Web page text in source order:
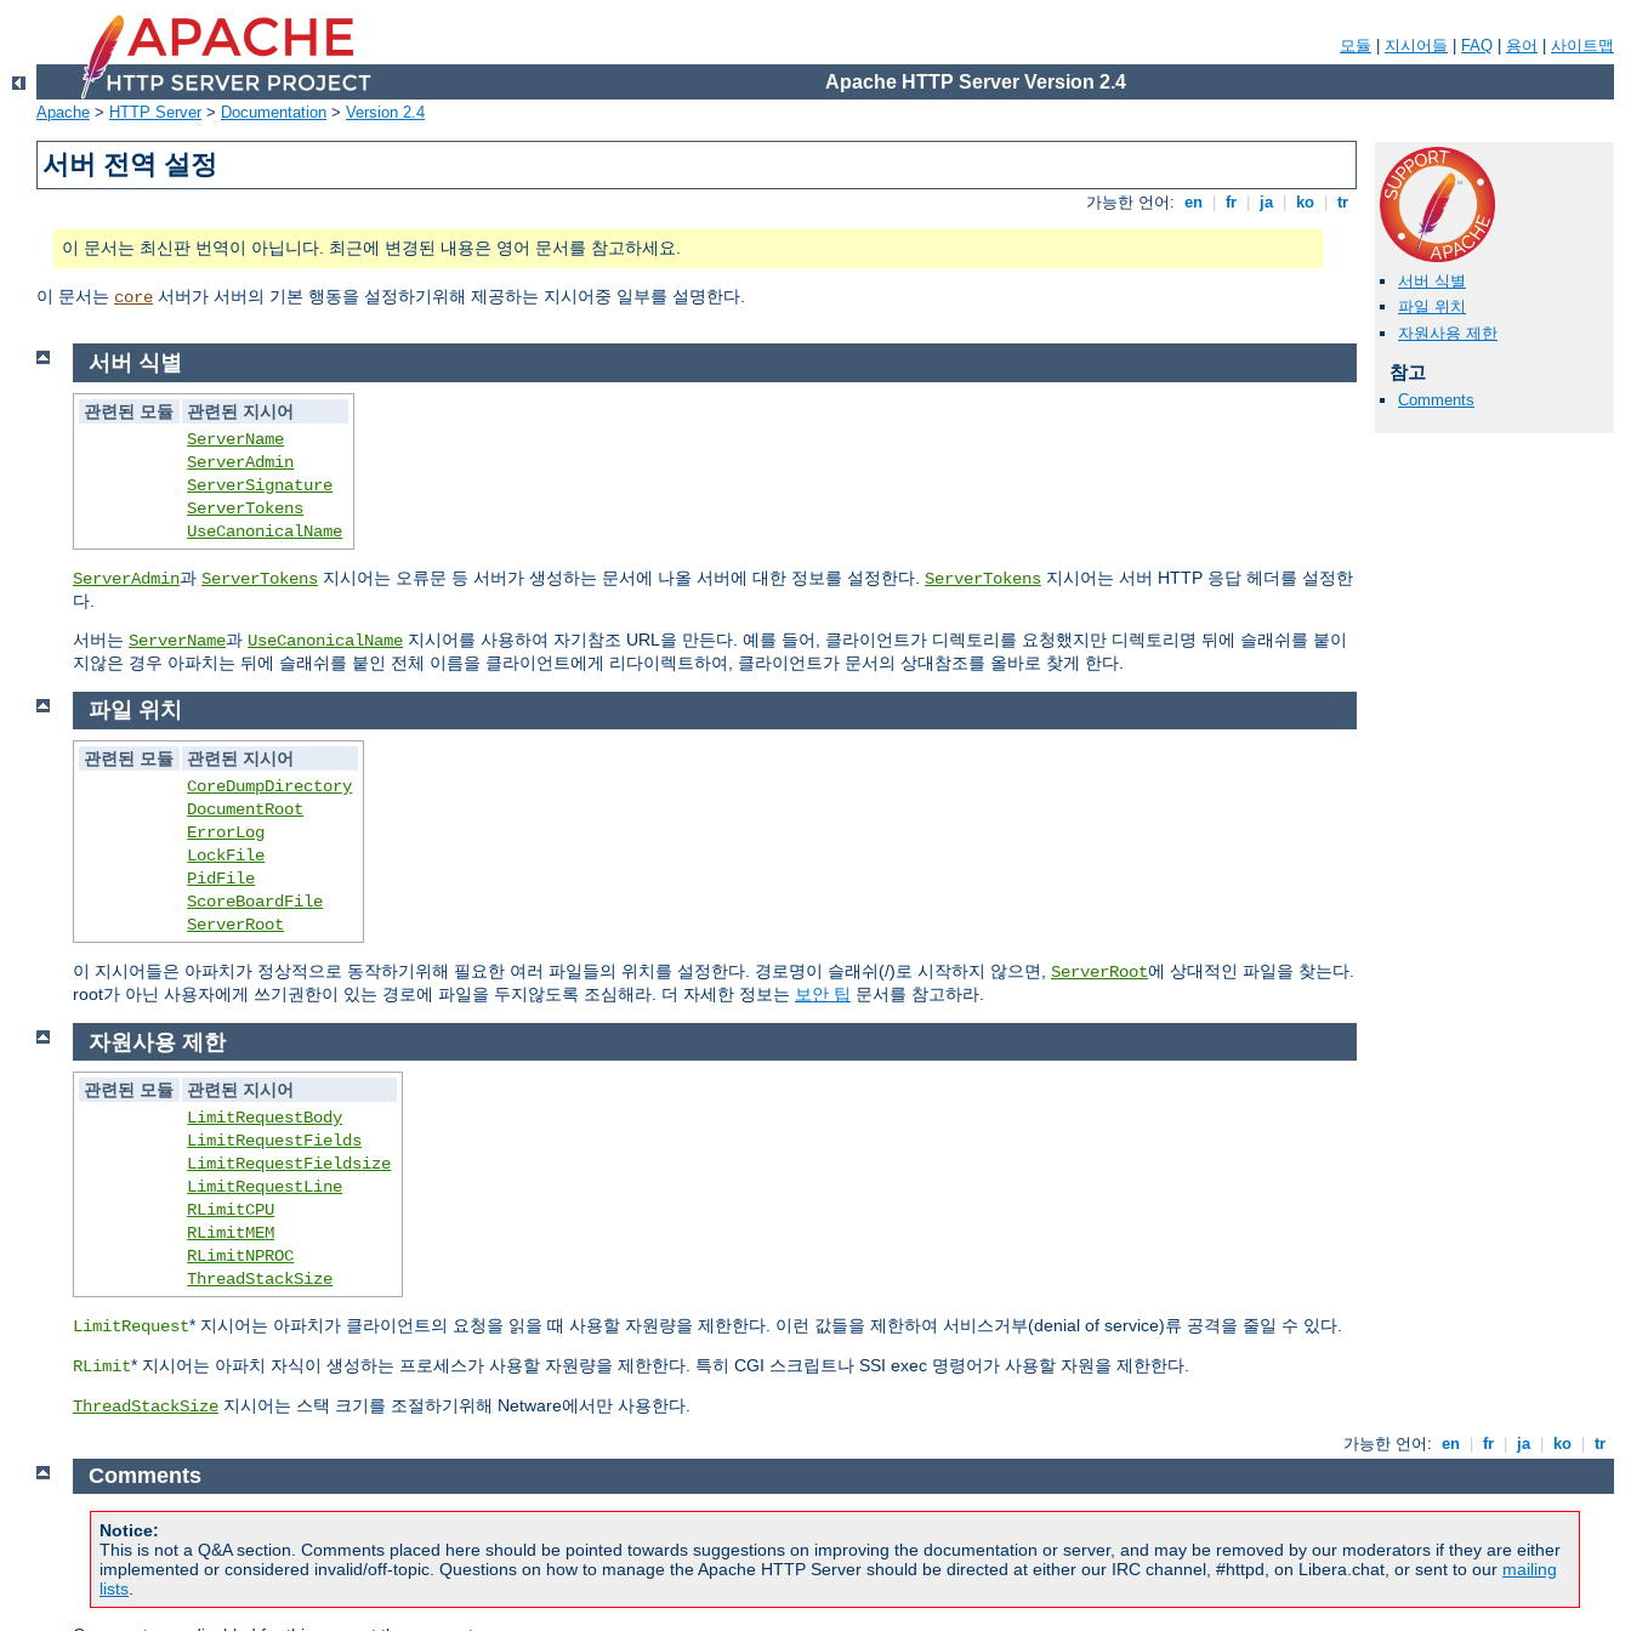
모듈 지시어들 FAQ 용어 사이트맵
Apache HTTP Server Version 2.4
Apache > HTTP Server> Documentation > Version 2.4
서버 전역 설정
가능한 언어: en fr ja ko tr
이 문서는 최신판 번역이 아닙니다. 최근에 변경된 내용은 영어 문서를 참고하세요.
이 문서는 core 서버가 서버의 기본 행동을 설정하기위해 제공하는 지시어중 일부를 설명한다.
서버 식별
파일 위치
자원사용 제한
참고
Comments
서버 식별
관련된 모듈
관련된 지시어
ServerName
ServerAdmin
ServerSignature
ServerTokens
UseCanonicalName
ServerAdmin과 ServerTokens 지시어는 오류문 등 서버가 생성하는 문서에 나올 서버에 대한 정보를 설정한다. ServerTokens 지시어는 서버 HTTP 응답 헤더를 설정한
다.
서버는 ServerName과 UseCanonicalName 지시어를 사용하여 자기참조 URL을 만든다. 예를 들어, 클라이언트가 디렉토리를 요청했지만 디렉토리명 뒤에 슬래쉬를 붙이
지않은 경우 아파치는 뒤에 슬래쉬를 붙인 전체 이름을 클라이언트에게 리다이렉트하여, 클라이언트가 문서의 상대참조를 올바로 찾게 한다.
파일 위치
관련된 모듈
관련된 지시어
CoreDumpDirectory
DocumentRoot
ErrorLog
LockFile
PidFile
ScoreBoardFile
ServerRoot
이 지시어들은 아파치가 정상적으로 동작하기위해 필요한 여러 파일들의 위치를 설정한다. 경로명이 슬래쉬(/)로 시작하지 않으면, ServerRoot에 상대적인 파일을 찾는다.
root가 아닌 사용자에게 쓰기권한이 있는 경로에 파일을 두지않도록 조심해라. 더 자세한 정보는 보안 팁 문서를 참고하라.
자원사용 제한
관련된 모듈
관련된 지시어
LimitRequestBody
LimitRequestFields
LimitRequestFieldsize
LimitRequestLine
RLimitCPU
RLimitMEM
RLimitNPROC
ThreadStackSize
LimitRequest* 지시어는 아파치가 클라이언트의 요청을 읽을 때 사용할 자원량을 제한한다. 이런 값들을 제한하여 서비스거부(denial of service)류 공격을 줄일 수 있다.
RLimit* 지시어는 아파치 자식이 생성하는 프로세스가 사용할 자원량을 제한한다. 특히 CGI 스크립트나 SSI exec 명령어가 사용할 자원을 제한한다.
ThreadStackSize 지시어는 스택 크기를 조절하기위해 Netware에서만 사용한다.
가능한 언어: en fr ja ko tr
Comments
Notice:
This is not a Q&A section. Comments placed here should be pointed towards suggestions on improving the documentation or server, and may be removed by our moderators if they are either
implemented or considered invalid/off-topic. Questions on how to manage the Apache HTTP Server should be directed at either our IRC channel, #httpd, on Libera.chat, or sent to our mailing
lists